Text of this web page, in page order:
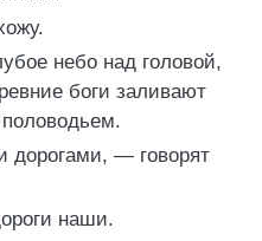
небо над головой,
боги заливают
— говорят
наши.